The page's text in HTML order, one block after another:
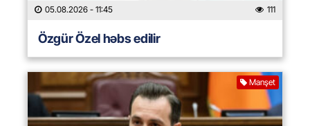
05.08.2026 - 11:45 111
Özgür Özel həbs edilir
Manşet